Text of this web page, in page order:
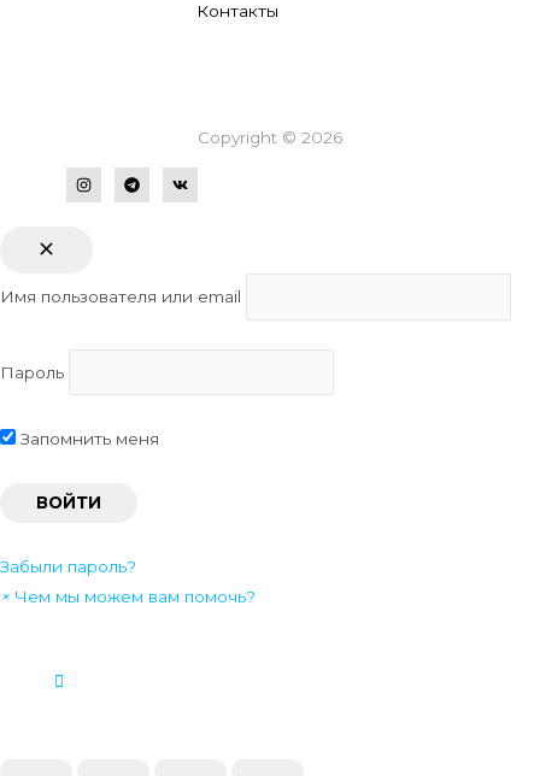
Контакты
Copyright © 2026
Имя пользователя или email
Пароль
Запомнить меня
Забыли пароль?
× Чем мы можем вам помочь?